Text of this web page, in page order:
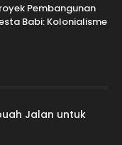
Pembangunan
Babi: Kolonialisme
Jalan untuk